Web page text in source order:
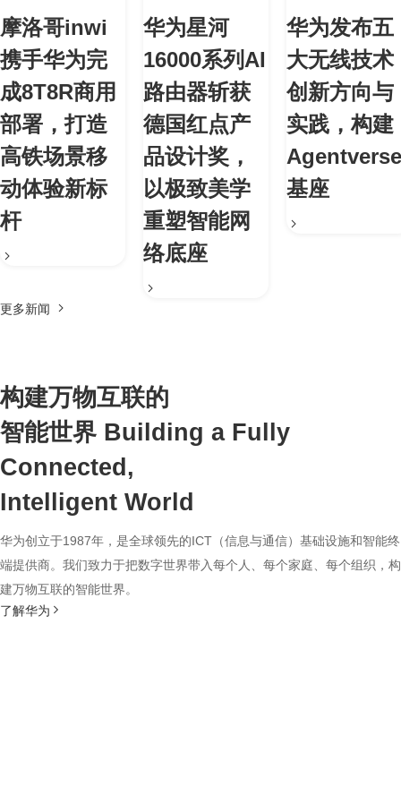
摩洛哥inwi
携手华为完
成8T8R商用
部署，打造
高铁场景移
动体验新标
杆
华为星河
16000系列AI
路由器斩获
德国红点产
品设计奖，
以极致美学
重塑智能网
络底座
华为发布五
大无线技术
创新方向与
实践，构建
Agentverse
基座
更多新闻
构建万物互联的
智能世界 Building a Fully
Connected,
Intelligent World
华为创立于1987年，是全球领先的ICT（信息与通信）基础设施和智能终
端提供商。我们致力于把数字世界带入每个人、每个家庭、每个组织，构
建万物互联的智能世界。
了解华为